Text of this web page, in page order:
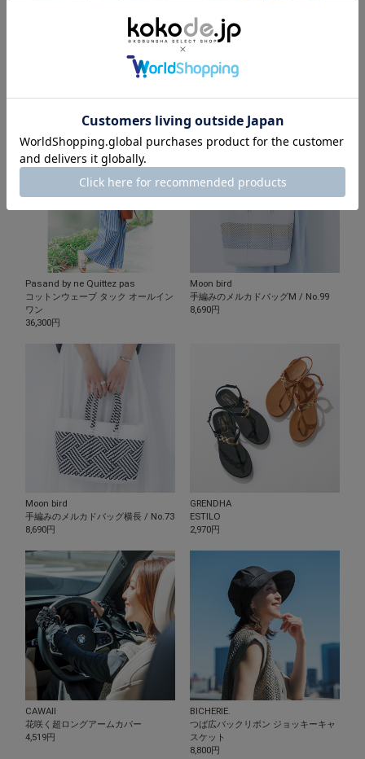
ウエストシャーリングワンピース
SOLD OUT!
Pasand by ne Quittez pas
コットンボイル スモールフラワー プ
29,700円
Pasand by ne Quittez pas
コットンウェーブ タック オールイン
ワン
36,300円
Moon bird
手編みのメルカドバッグM / No.99
8,690円
Moon bird
手編みのメルカドバッグ横長 / No.73
8,690円
GRENDHA
ESTILO
2,970円
CAWAII
花咲く超ロングアームカバー
4,519円
BICHERIE.
つば広バックリボン ジョッキーキャ
スケット
8,800円